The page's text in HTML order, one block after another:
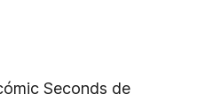
Seconds de